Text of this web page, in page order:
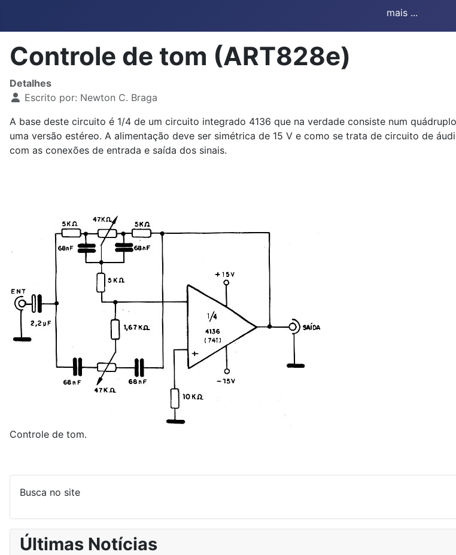
mais ...
Controle de tom (ART828e)
Detalhes
Escrito por: Newton C. Braga
A base deste circuito é 1/4 de um circuito integrado 4136 que na verdade consiste num
uma versão estéreo. A alimentação deve ser simétrica de 15 V e como se trata de circuito de
com as conexões de entrada e saída dos sinais.
Controle de tom.
Busca no site
Últimas Notícias